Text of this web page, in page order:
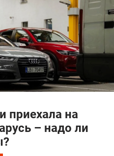
приехала на
– надо ли